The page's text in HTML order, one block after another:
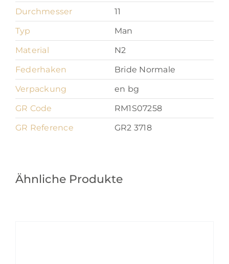
Durchmesser
11
Typ
Man
Material
N2
Federhaken
Bride Normale
Verpackung
en bg
GR Code
RM1S07258
GR Reference
GR2 3718
Ähnliche Produkte